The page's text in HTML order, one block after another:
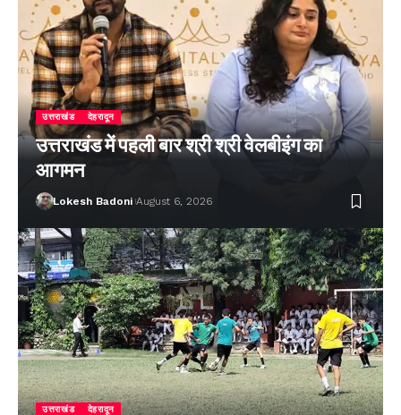
उत्तराखंड देहरादून
उत्तराखंड में पहली बार श्री श्री वेलबीइंग का
आगमन
Lokesh Badoni August 6, 2026
उत्तराखंड देहरादून